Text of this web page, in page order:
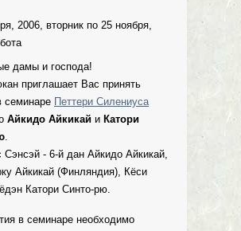
2006, вторник по 25 ноября,
дамы и господа!
приглашает Вас принять
семинаре Петтери Силениуса
Айкидо Айкикай и Катори
Сэнсэй - 6-й дан Айкидо Айкикай,
Айкикай (Финляндия), Кёси
Катори Синто-рю.
в семинаре необходимо